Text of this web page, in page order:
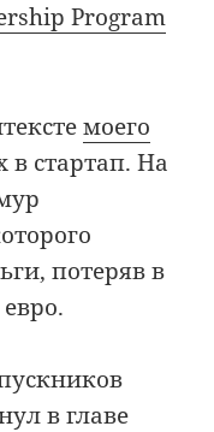
Program
моего
в стартап. На
потеряв в
в главе